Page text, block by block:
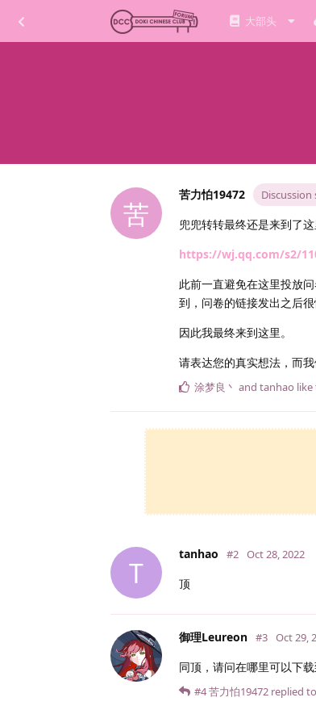
大部头
苦
苦力怕19472
兜兜转转最终还是来到了
https://wj.qq.com/s2/
此前一直避免在这里投放
到，问卷的链接发出之后
因此我最终来到这里。
请表达您的真实想法，而
涂梦良丶 and tanhao like
T
tanhao #2 Oct 28, 2022
顶
御理Leureon #3 Oct 29,
同顶，请问在哪里可以下
#4苦力怕19472 replied